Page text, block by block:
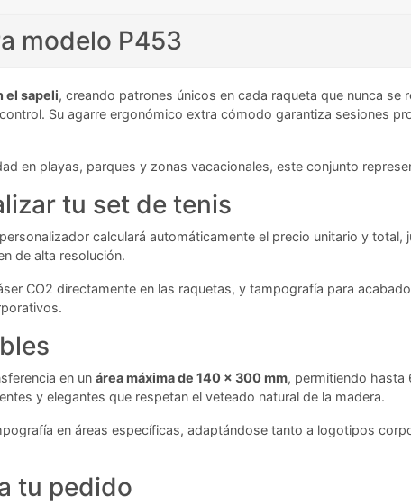
modelo P453
el sapeli, creando patrones únicos en cada raqueta que nunca se
Su agarre ergonómico extra cómodo garantiza sesiones
en playas, parques y zonas vacacionales, este conjunto
tu set de tenis
calculará automáticamente el precio unitario y
de alta resolución.
CO2 directamente en las raquetas, y tampografía para
en un área máxima de 140 x 300 mm, permitiendo hasta
y elegantes que respetan el veteado natural de la madera.
en áreas específicas, adaptándose tanto a logotipos
tu pedido